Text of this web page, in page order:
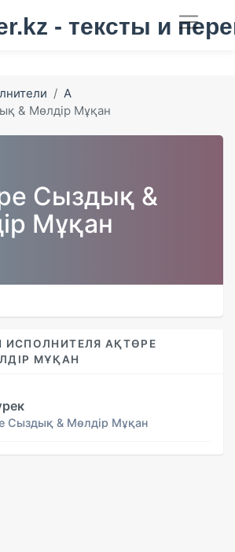
А
& Мөлдір Мұқан
Сыздық &
Мұқан
ИСПОЛНИТЕЛЯ АҚТӨРЕ
МҰҚАН
Сыздық & Мөлдір Мұқан